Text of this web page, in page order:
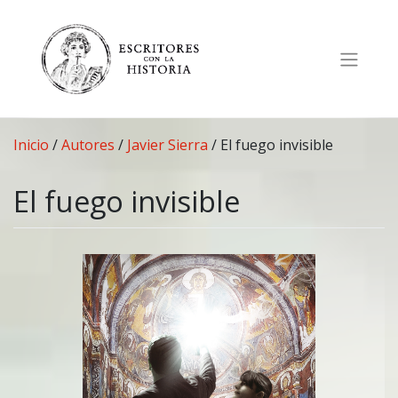
contenido
Inicio /Autores / Javier Sierra / El fuego invisible
El fuego invisible